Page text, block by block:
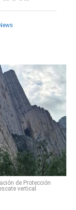
de Protección
vertical